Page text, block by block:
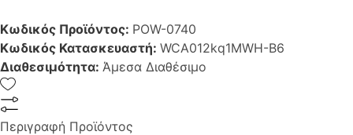
Κωδικός Προϊόντος: POW-0740
Κωδικός Κατασκευαστή: WCA012kq1MWH-B6
Διαθεσιμότητα: Άμεσα Διαθέσιμο
Περιγραφή Προϊόντος